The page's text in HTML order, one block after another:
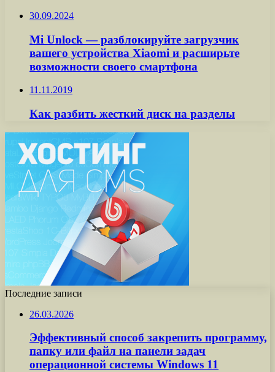
30.09.2024
Mi Unlock — разблокируйте загрузчик
вашего устройства Xiaomi и расширьте
возможности своего смартфона
11.11.2019
Как разбить жесткий диск на разделы
Последние записи
26.03.2026
Эффективный способ закрепить программу,
папку или файл на панели задач
операционной системы Windows 11